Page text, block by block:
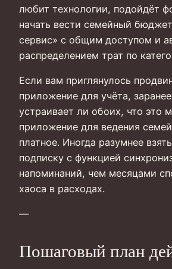
любит технологии, подойдёт
начать вести семейный
сервис» с общим доступом и
распределением трат по
Если вам приглянулось
приложение для учёта,
устраивает ли обоих, что это
приложение для ведения
платное. Иногда разумнее
подписку с функцией
напоминаний, чем месяцами
хаоса в расходах.
—
Пошаговый план